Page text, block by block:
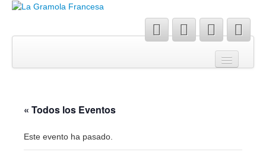
Sobre mí
« Todos los Eventos
Este evento ha pasado.